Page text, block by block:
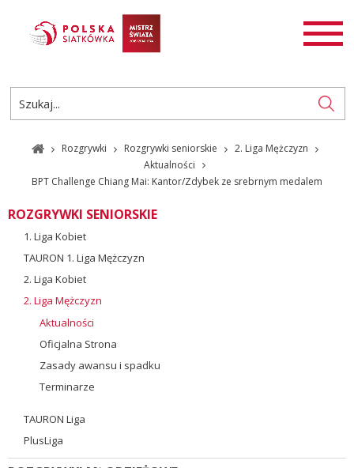
AKTUALNOŚCI
ROZGRYWKI
PL
EN
Rozgrywki Rozgrywki seniorskie
2. Liga Mężczyzn
Aktualności
BPT Challenge Chiang Mai: Kantor/Zdybek ze srebrnym medalem
ROZGRYWKI SENIORSKIE
1. Liga Kobiet
TAURON 1. Liga Mężczyzn
2. Liga Kobiet
2. Liga Mężczyzn
Aktualności
Oficjalna Strona
Zasady awansu i spadku
Terminarze
TAURON Liga
PlusLiga